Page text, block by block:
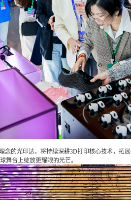
念的光印达，将持续深耕3D打印核心技术，拓
舞台上绽放更耀眼的光芒。